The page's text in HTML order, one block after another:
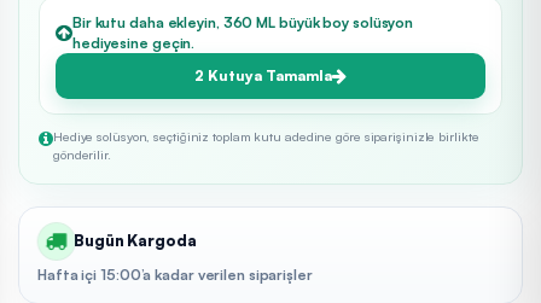
Bir kutu daha ekleyin, 360 ML büyük boy solüsyon
hediyesine geçin.
2 Kutuya Tamamla
Hediye solüsyon, seçtiğiniz toplam kutu adedine göre siparişinizle birlikte
gönderilir.
Bugün Kargoda
Hafta içi 15:00’a kadar verilen siparişler